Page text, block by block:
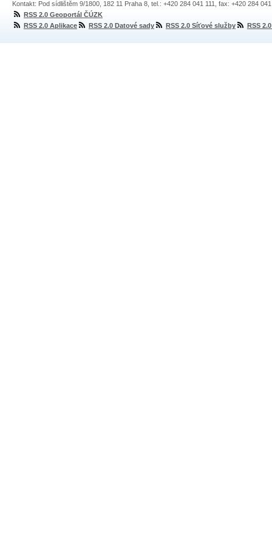
Kontakt: Pod sídlištěm 9/1800, 182 11 Praha 8, tel.: +420 284 041 111, fax: +420 284
RSS 2.0 Geoportál ČÚZK
RSS 2.0 Aplikace
RSS 2.0 Datové sady RSS 2.0 Síťové služby RSS